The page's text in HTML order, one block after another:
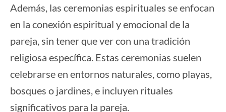
Además, las ceremonias espirituales se enfocan
en la conexión espiritual y emocional de la
pareja, sin tener que ver con una tradición
religiosa específica. Estas ceremonias suelen
celebrarse en entornos naturales, como playas,
bosques o jardines, e incluyen rituales
significativos para la pareja.